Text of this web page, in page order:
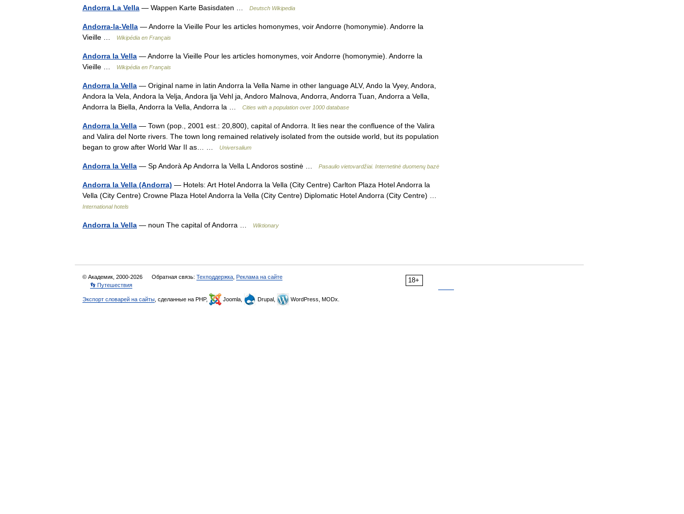
Andorra La Vella — Wappen Karte Basisdaten … Deutsch Wikipedia
Andorra-la-Vella — Andorre la Vieille Pour les articles homonymes, voir Andorre (homonymie). Andorre la
Vieille …
Wikipédia en Français
Andorra la Vella — Andorre la Vieille Pour les articles homonymes, voir Andorre (homonymie). Andorre la
Vieille …
Wikipédia en Français
Andorra la Vella — Original name in latin Andorra la Vella Name in other language ALV, Ando la Vyey, Andora,
Andora la Vela, Andora la Velja, Andora lja Vehl ja, Andoro Malnova, Andorra, Andorra Tuan, Andorra a Vella,
Andorra la Biella, Andorra la Vella, Andorra la …
Cities with a population over 1000 database
Andorra la Vella — Town (pop., 2001 est.: 20,800), capital of Andorra. It lies near the confluence of the Valira
and Valira del Norte rivers. The town long remained relatively isolated from the outside world, but its population
began to grow after World War II as… …
Universalium
Andorra la Vella — Sp Andorà Ap Andorra la Vella L Andoros sostinė … Pasaulio vietovardžiai. Internetinė duomenų bazė
Andorra la Vella (Andorra) — Hotels: Art Hotel Andorra la Vella (City Centre) Carlton Plaza Hotel Andorra la
Vella (City Centre) Crowne Plaza Hotel Andorra la Vella (City Centre) Diplomatic Hotel Andorra (City Centre) …
International hotels
Andorra la Vella — noun The capital of Andorra … Wiktionary
18+
© Академик, 2000-2026 Обратная связь: Техподдержка Реклама на сайте
👣 Путешествия
Экспорт словарей на сайты , сделанные на PHP, Joomla, Drupal, WordPress, MODx.